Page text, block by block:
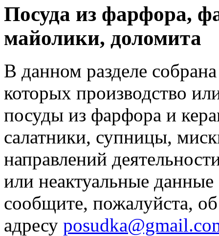
Посуда из фарфора,
майолики, доломита
В данном разделе
которых производство
посуды из фарфора и
салатники, супницы,
направлений
или неактуальные
сообщите, пожалуйста,
адресу